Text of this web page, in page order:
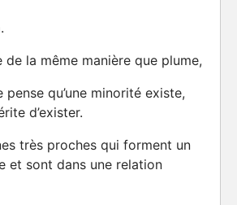
de la même manière que plume,
qu’une minorité existe,
d’exister.
très proches qui forment un
et sont dans une relation